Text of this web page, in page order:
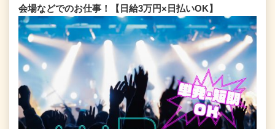
会場などでのお仕事！【日給3万円×日払いOK】